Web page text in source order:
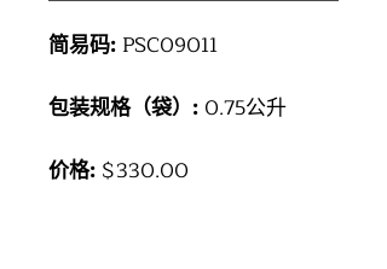
简易码: PSC09011
包装规格（袋）: 0.75公升
价格: $330.00